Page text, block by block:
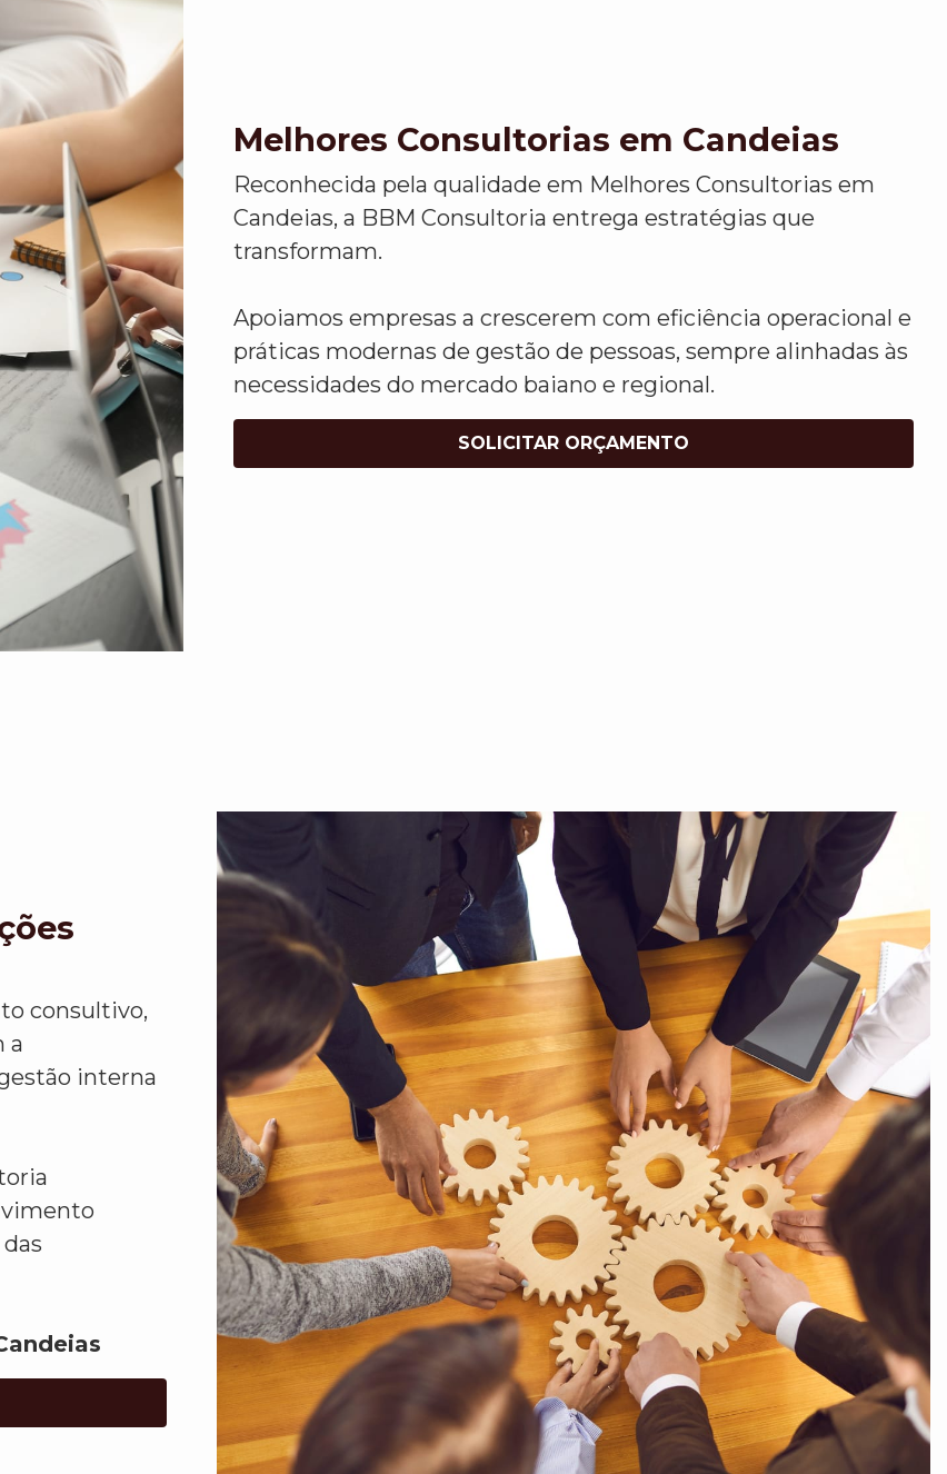
Melhores Consultorias em Candeias
Reconhecida pela qualidade em Melhores Consultorias em
Candeias, a BBM Consultoria entrega estratégias que
transformam.
Apoiamos empresas a crescerem com eficiência operacional e
práticas modernas de gestão de pessoas, sempre alinhadas às
necessidades do mercado baiano e regional.
SOLICITAR ORÇAMENTO
consultivo,
a
interna